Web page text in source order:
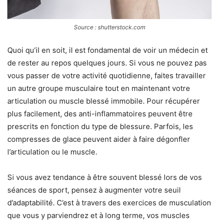
Source : shutterstock.com
Quoi qu’il en soit, il est fondamental de voir un médecin et
de rester au repos quelques jours. Si vous ne pouvez pas
vous passer de votre activité quotidienne, faites travailler
un autre groupe musculaire tout en maintenant votre
articulation ou muscle blessé immobile. Pour récupérer
plus facilement, des anti-inflammatoires peuvent être
prescrits en fonction du type de blessure. Parfois, les
compresses de glace peuvent aider à faire dégonfler
l’articulation ou le muscle.
Si vous avez tendance à être souvent blessé lors de vos
séances de sport, pensez à augmenter votre seuil
d’adaptabilité. C’est à travers des exercices de musculation
que vous y parviendrez et à long terme, vos muscles